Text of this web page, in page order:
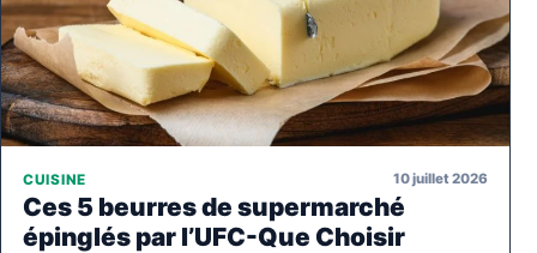
CUISINE 10 juillet 2026
Ces 5 beurres de supermarché
épinglés par l’UFC-Que Choisir